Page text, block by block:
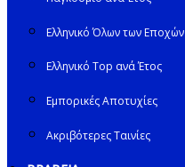
Ελληνικό Όλων των Εποχών
Ελληνικό Top ανά Έτος
Εμπορικές Αποτυχίες
Ακριβότερες Ταινίες